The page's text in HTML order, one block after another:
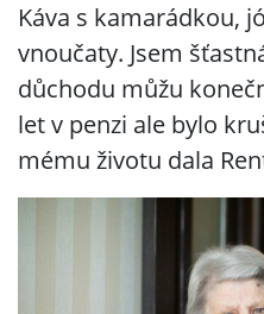
Káva s kamarádkou,
vnoučaty. Jsem
důchodu můžu
let v penzi ale bylo
mému životu dala